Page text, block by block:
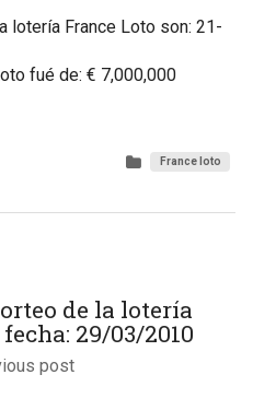
lotería France Loto son: 21-
fué de: € 7,000,000
France loto
de la lotería
29/03/2010
post